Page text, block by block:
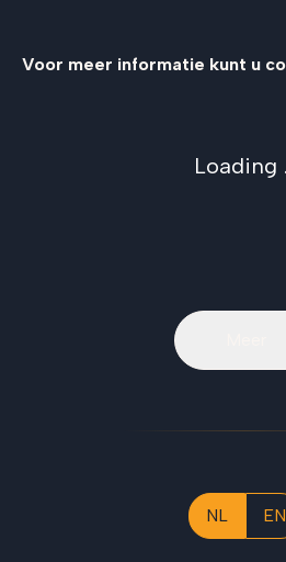
Voor meer informatie kunt u
Loading
NL EN